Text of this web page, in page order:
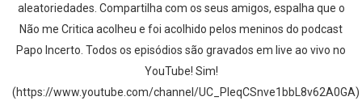
aleatoriedades. Compartilha com os seus amigos, espalha que o
Não me Critica acolheu e foi acolhido pelos meninos do podcast
Papo Incerto. Todos os episódios são gravados em live ao vivo no
YouTube! Sim!
(https://www.youtube.com/channel/UC_PIeqCSnve1bbL8v62A0GA)